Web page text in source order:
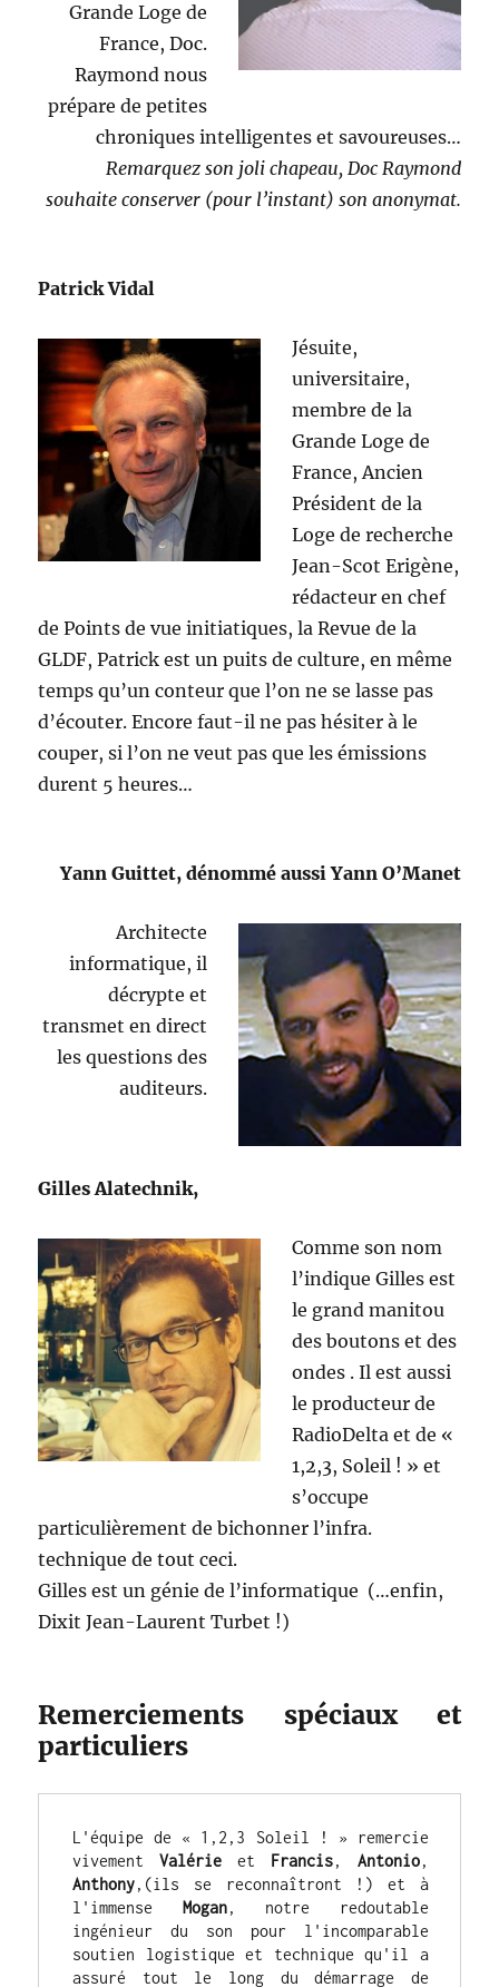
Grande Loge de
France, Doc.
Raymond nous
prépare de petites
chroniques intelligentes et savoureuses…
Remarquez son joli chapeau, Doc Raymond
souhaite conserver (pour l’instant) son anonymat.
Patrick Vidal
Jésuite,
universitaire,
membre de la
Grande Loge de
France, Ancien
Président de la
Loge de recherche
Jean-Scot Erigène,
rédacteur en chef
de Points de vue initiatiques, la Revue de la
GLDF, Patrick est un puits de culture, en même
temps qu’un conteur que l’on ne se lasse pas
d’écouter. Encore faut-il ne pas hésiter à le
couper, si l’on ne veut pas que les émissions
durent 5 heures…
Yann Guittet, dénommé aussi Yann O’Manet
Architecte
informatique, il
décrypte et
transmet en direct
les questions des
auditeurs.
Gilles Alatechnik,
Comme son nom
l’indique Gilles est
le grand manitou
des boutons et des
ondes . Il est aussi
le producteur de
RadioDelta et de «
1,2,3, Soleil ! » et
s’occupe
particulièrement de bichonner l’infra.
technique de tout ceci.
Gilles est un génie de l’informatique (…enfin,
Dixit Jean-Laurent Turbet !)
Remerciements spéciaux et
particuliers
L'équipe de « 1,2,3 Soleil ! » remercie
vivement Valérie et Francis, Antonio
Anthony,(ils se reconnaîtront !) et à
l'immense
Mogan, notre redoutable
ingénieur du son pour l'incomparable
soutien logistique et technique qu'il a
assuré tout le long du démarrage de